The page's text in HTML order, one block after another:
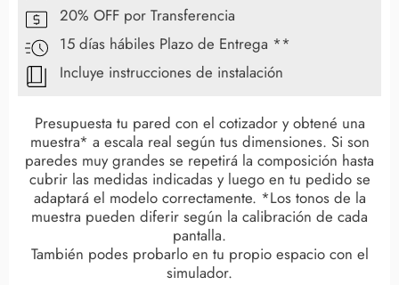
20% OFF por Transferencia
15 días hábiles Plazo de Entrega **
Incluye instrucciones de instalación
Presupuesta tu pared con el cotizador y obtené una
muestra* a escala real según tus dimensiones. Si son
paredes muy grandes se repetirá la composición hasta
cubrir las medidas indicadas y luego en tu pedido se
adaptará el modelo correctamente. *Los tonos de la
muestra pueden diferir según la calibración de cada
pantalla.
También podes probarlo en tu propio espacio con el
simulador.